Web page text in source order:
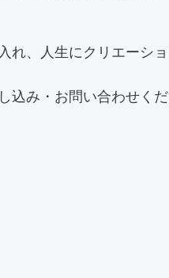
れ、人生にクリエーシ
込み・お問い合わせく